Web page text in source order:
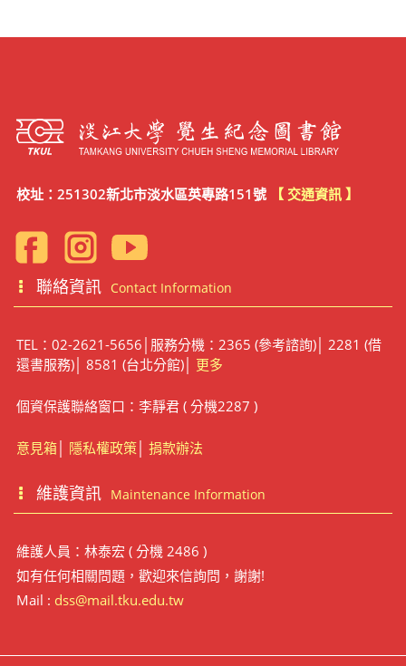
校址：251302新北市淡水區英專路151號 【 交通資訊 】
聯絡資訊 Contact Information
TEL：02-2621-5656│服務分機：2365 (參考諮詢)│ 2281 (借
還書服務)│ 8581 (台北分館)│ 更多
個資保護聯絡窗口：李靜君 ( 分機2287 )
意見箱│ 隱私權政策│ 捐款辦法
維護資訊 Maintenance Information
維護人員：林泰宏 ( 分機 2486 )
如有任何相關問題，歡迎來信詢問，謝謝!
Mail : dss@mail.tku.edu.tw